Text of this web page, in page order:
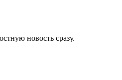
новость сразу.